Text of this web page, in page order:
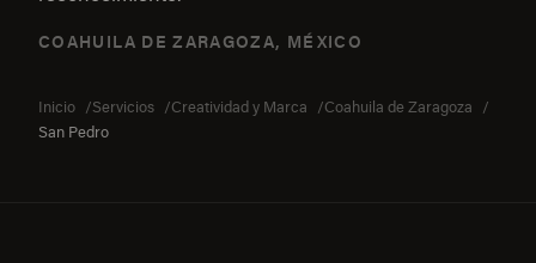
COAHUILA DE ZARAGOZA, MÉXICO
Inicio Servicios Creatividad y Marca
Coahuila de Zaragoza
San Pedro